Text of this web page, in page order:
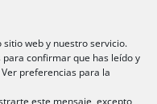
web y nuestro servicio.
para confirmar que has leído y
preferencias para la
este mensaje, excepto